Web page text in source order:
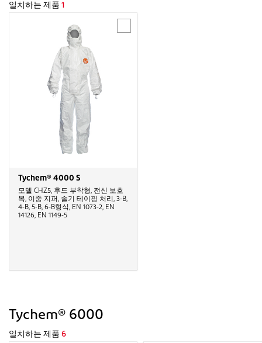
일치하는 제품 1
Tychem® 4000 S
모델 CHZ5, 후드 부착형, 전신 보호
복, 이중 지퍼, 솔기 테이핑 처리, 3-B,
4-B, 5-B, 6-B형식, EN 1073-2, EN
14126, EN 1149-5
Tychem® 6000
일치하는 제품 6